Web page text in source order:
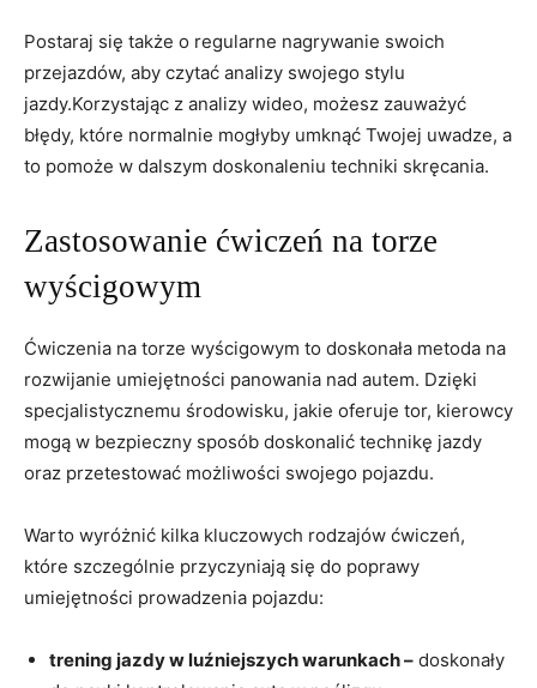
Postaraj się także o regularne nagrywanie swoich
⁢przejazdów, aby czytać analizy swojego stylu
jazdy.Korzystając z analizy wideo, możesz zauważyć
błędy, które normalnie​ mogłyby umknąć Twojej uwadze, a⁢
to pomoże w dalszym doskonaleniu ⁤techniki skręcania.
Zastosowanie ćwiczeń na torze⁤
wyścigowym
Ćwiczenia na torze‌ wyścigowym to doskonała metoda na
rozwijanie umiejętności⁢ panowania⁤ nad autem. Dzięki
‌specjalistycznemu środowisku, jakie oferuje tor, kierowcy
mogą w bezpieczny sposób doskonalić technikę jazdy
oraz przetestować możliwości⁣ swojego pojazdu.
Warto wyróżnić ​kilka kluczowych ⁢rodzajów ćwiczeń,⁣
które szczególnie przyczyniają się do poprawy
umiejętności prowadzenia pojazdu:
trening​ jazdy w luźniejszych warunkach – doskonały